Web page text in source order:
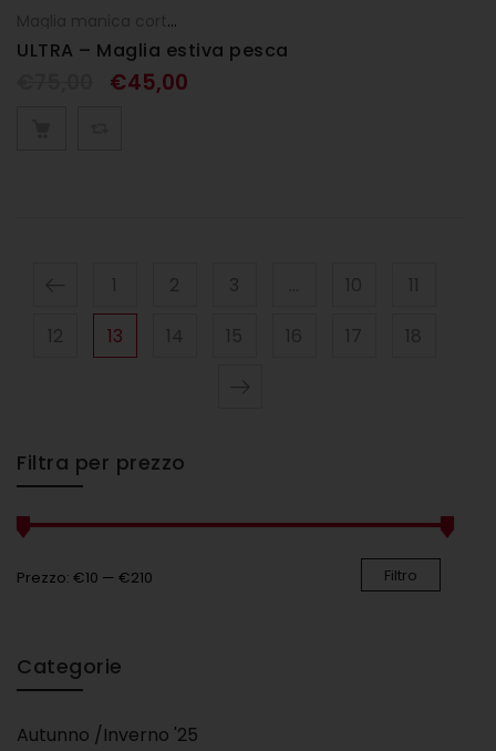
Maglia manica corta
ULTRA – Maglia estiva pesca
€45,00
1 2 3 10
11
12
13 14 15 16 17 18
Filtra per prezzo
Filtro
Prezzo: €10 — €210
Categorie
Autunno /Inverno '25